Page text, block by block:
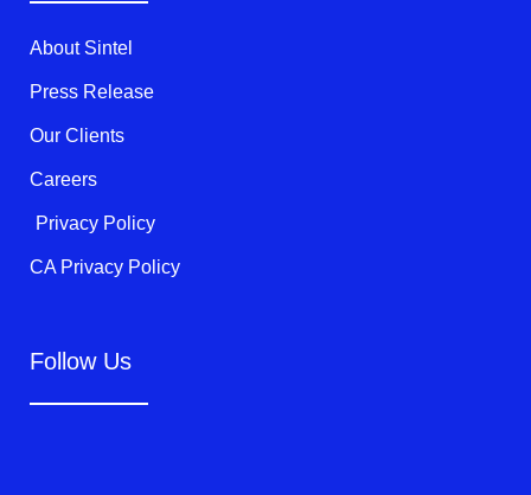
k
-
f
About Sintel
Press Release
Our Clients
Careers
Privacy Policy
CA Privacy Policy
Follow Us